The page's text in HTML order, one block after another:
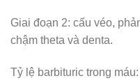
Giai đoạn 2: cấu véo,
chậm theta và denta.
Tỷ lệ barbituric trong